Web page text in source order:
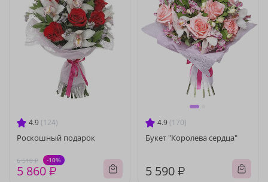
4.9 (124)
Роскошный подарок
6 510 ₽ -10%
5 860 ₽
4.9 (170)
Букет "Королева сердца"
5 590 ₽